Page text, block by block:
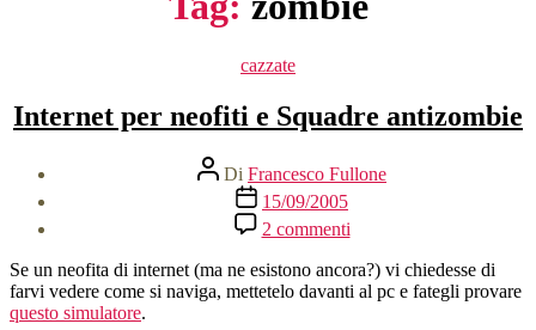
Categorie
cazzate
Internet per neofiti e Squadre antizombie
Autore
articolo
Di Francesco Fullone
Data
dell'articolo
15/09/2005
2 commentisu
Internet
per
neofiti
Se un neofita di internet (ma ne esistono ancora?) vi chiedesse di
farvi vedere come si naviga, mettetelo davanti al pc e fategli provare
questo simulatore.